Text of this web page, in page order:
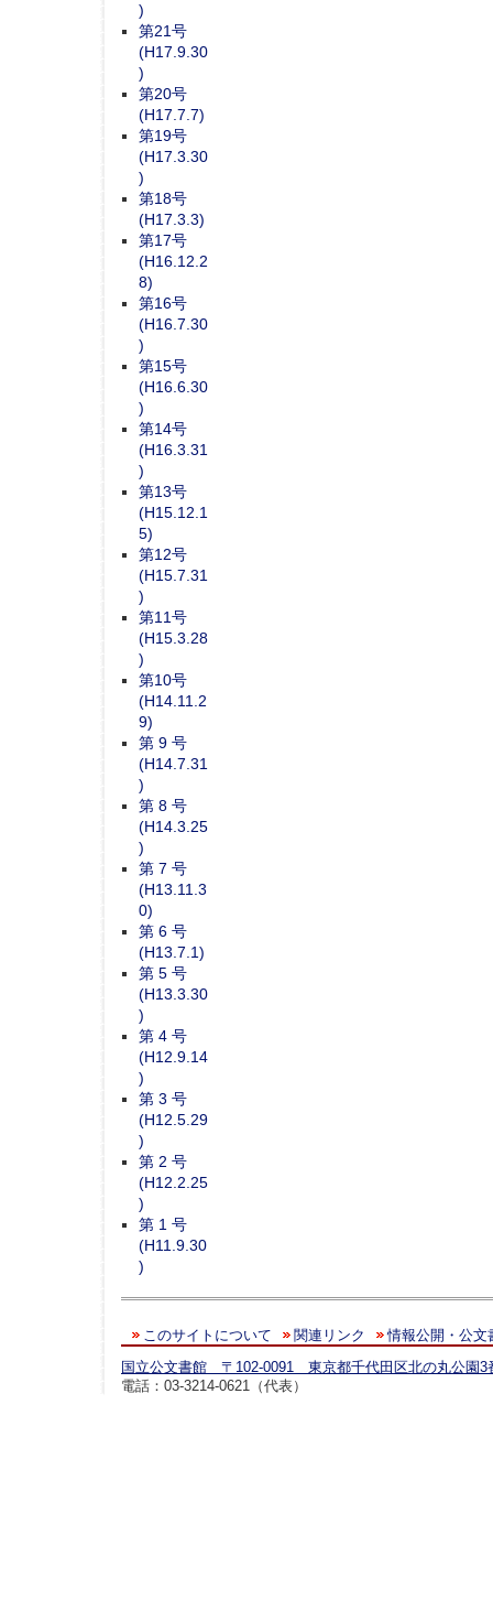
)
第21号
(H17.9.30
)
第20号
(H17.7.7)
第19号
(H17.3.30
)
第18号
(H17.3.3)
第17号
(H16.12.2
8)
第16号
(H16.7.30
)
第15号
(H16.6.30
)
第14号
(H16.3.31
)
第13号
(H15.12.1
5)
第12号
(H15.7.31
)
第11号
(H15.3.28
)
第10号
(H14.11.2
9)
第 9 号
(H14.7.31
)
第 8 号
(H14.3.25
)
第 7 号
(H13.11.3
0)
第 6 号
(H13.7.1)
第 5 号
(H13.3.30
)
第 4 号
(H12.9.14
)
第 3 号
(H12.5.29
)
第 2 号
(H12.2.25
)
第 1 号
(H11.9.30
)
このサイトについて 関連リンク
情報公開・公文
国立公文書館 〒102-0091 東京都千代田区北の丸公園3
電話：03-3214-0621（代表）